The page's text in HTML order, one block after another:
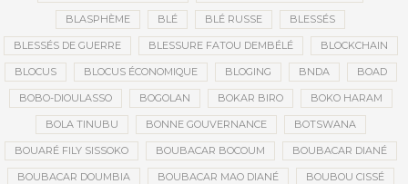
BLASPHÈME BLÉ BLÉ RUSSE BLESSÉS
BLESSÉS DE GUERRE BLESSURE FATOU DEMBÉLÉ BLOCKCHAIN
BLOCUS BLOCUS ÉCONOMIQUE BLOGING BNDA BOAD
BOBO-DIOULASSO BOGOLAN BOKAR BIRO BOKO HARAM
BOLA TINUBU BONNE GOUVERNANCE BOTSWANA
BOUARÉ FILY SISSOKO BOUBACAR BOCOUM BOUBACAR DIANÉ
BOUBACAR DOUMBIA BOUBACAR MAO DIANÉ BOUBOU CISSÉ